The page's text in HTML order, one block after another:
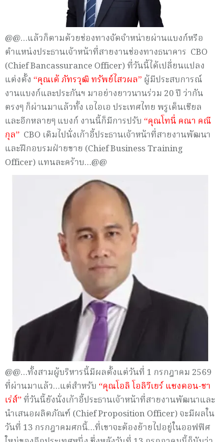
@@…แล้วก็ตามด้วยช่องทางจัดจำหน่ายผ่านแบงก์หรือ
ตำแหน่งประธานเจ้าหน้าที่สายงานช่องทางธนาคาร CBO
(Chief Bancassurance Officer) ที่วันนี้ได้เปลี่ยนแปลง
แต่งตั้ง “คุณเต้ ภัทรวุฒิ ทรัพย์ไสวผล” ผู้มีประสบการณ์
งานแบงก์และประกันฯ มาอย่างยาวนานร่วม 20 ปี ว่ากัน
ตรงๆ ก็ผ่านมาแล้วทั้ง เอไอเอ ประเทศไทย พรูเด็นเชียล
และอีกหลายๆ แบงก์ งานนี้ก็มีการปรับ “คุณโทนี่ คณา คณี
กุล” CBO เดิมไปนั่งเก้าอี้ประธานเจ้าหน้าที่สายงานพัฒนา
และฝึกอบรมฝ่ายขาย (Chief Business Training
Officer) แทนละคร้าบ…@@
@@…ทั้งสามผู้บริหารนี้มีผลตั้งแต่วันที่ 1 กรกฎาคม 2569
ที่ผ่านมาแล้ว…แต่สำหรับ “คุณโอลิ โอลิวีเยร์ แซงดอน-ชา
เร่ส์”ที่วันนี้ยังนั่งเก้าอี้ประธานเจ้าหน้าที่สายงานพัฒนาและ
นำเสนอผลิตภัณฑ์ (Chief Proposition Officer) จะมีผลใน
วันที่ 13 กรกฎาคมศกนี้…ที่เขาจะต้องย้ายไปอยู่ในออฟฟิศ